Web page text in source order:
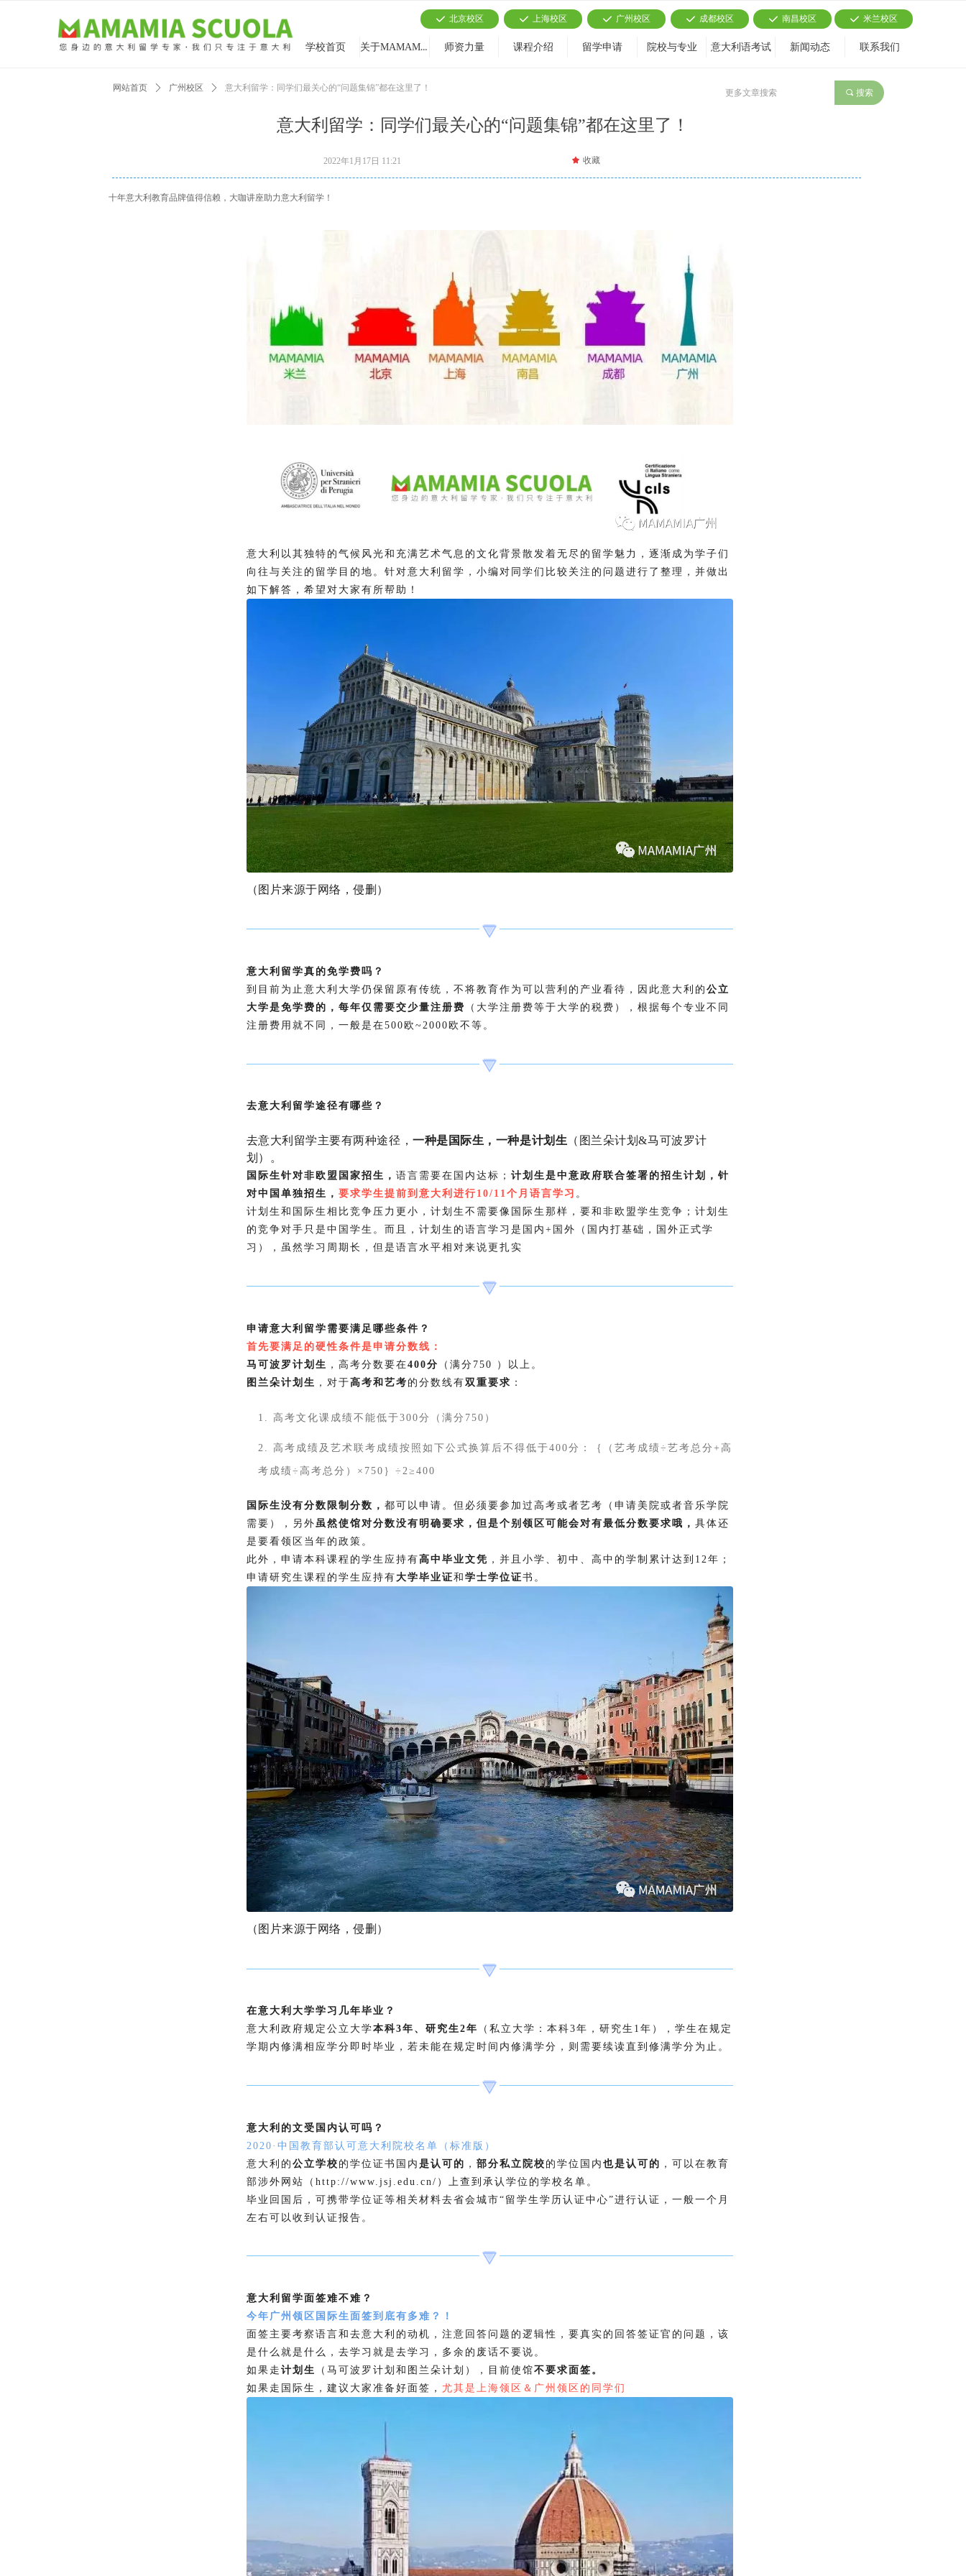
学校首页 关于MAMAMIA 师资力量 课程介绍 留学申请 院校与专业 意大利语考试 新闻动态 联系我们
끳 广州校区
끳 北京校区 끳 上海校区 끳 成都校区 끳 南昌校区 끳 米兰校区
意大利留学：同学们最关心的“问题集锦”都在这里了！
网站首页 ꄲ 广州校区 ꄲ 意大利留学：同学们最关心的“问题集锦”都在这里了！
意大利以其独特的气候风光和充满艺术气息的文化背景散发着无尽的留学魅力，逐渐成为学子们
向往与关注的留学目的地。针对意大利留学，小编对同学们比较关注的问题进行了整理，并做出
如下解答，希望对大家有所帮助！
（ 图片来源于网络，侵删）
意大利留学真的免学费吗？
到目前为止意大利大学仍保留原有传统，不将教育作为可以营利的产业看待，因此意大利的 公立
大学是免学费的，每年仅需要交少量注册费 （大学注册费等于大学的税费），根据每个专业不同
注册费用就不同，一般是在500欧~2000欧不等。
去意大利留学途径有哪些？
去意大利留学主要有两种途径，一种是国际生，一种是计划生 （图兰朵计划&马可波罗计
划）。
国际生针对非欧盟国家招生， 语言需要在国内达标； 计划生是中意政府联合签署的招生计划，针
对中国单独招生， 要求学生提前到意大利进行10/11个月语言学习 。
计划生和国际生相比竞争压力更小，计划生不需要像国际生那样，要和非欧盟学生竞争；计划生
的竞争对手只是中国学生。而且，计划生的语言学习是国内+国外（国内打基础，国外正式学
习），虽然学习周期长，但是语言水平相对来说更扎实
申请意大利留学需要满足哪些条件？
首先要满足的硬性条件是申请分数线：
马可波罗计划生 ，高考分数要在400分 （满分750 ）以上。
图兰朵计划生 ，对于高考和艺考 的分数线有双重要求 ：
1. 高考文化课成绩不能低于300分（满分750）
2. 高考成绩及艺术联考成绩按照如下公式换算后不得低于400分：｛（艺考成绩÷艺考总分+高
考成绩÷高考总分）×750｝÷2≥400
国际生没有分数限制分数， 都可以申请。但必须要参加过高考或者艺考（申请美院或者音乐学院
需要），另外 虽然使馆对分数没有明确要求，但是个别领区可能会对有最低分数要求哦， 具体还
是要看领区当年的政策。
此外，申请本科课程的学生应持有高中毕业文凭 ，并且小学、初中、高中的学制累计达到12年；
申请研究生课程的学生应持有 大学毕业证和 学士学位证书。
（图片来源于网络，侵删）
在意大利大学学习几年毕业？
意大利政府规定公立大学本科3年、研究生2年 （私立大学：本科3年，研究生1年），学生在规定
学期内修满相应学分即时毕业，若未能在规定时间内修满学分，则需要续读直到修满学分为止。
意大利的文受国内认可吗？
2020·中国教育部认可意大利院校名单（标准版）
意大利的 公立学校 的学位证书国内 是认可的 ， 部分私立院校 的学位国内 也是认可的 ，可以在教育
部涉外网站（http://www.jsj.edu.cn/）上查到承认学位的学校名单。
毕业回国后，可携带学位证等相关材料去省会城市“留学生学历认证中心”进行认证，一般一个月
左右可以收到认证报告。
意大利留学面签难不难？
今年广州领区国际生面签到底有多难？！
面签主要考察语言和去意大利的动机，注意回答问题的逻辑性，要真实的回答签证官的问题，该
是什么就是什么，去学习就是去学习，多余的废话不要说。
如果走 计划生 （马可波罗计划和图兰朵计划），目前使馆不要求面签。
如果走国际生，建议大家准备好面签， 尤其是上海领区＆广州领区的同学们
2022年1月17日 11:21 끄 收藏
十年意大利教育品牌值得信赖，大咖讲座助力意大利留学！
끠 搜索